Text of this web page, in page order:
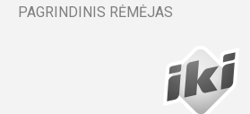
PAGRINDINIS RĖMĖJAS